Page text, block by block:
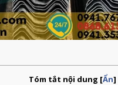
Tóm tắt nội dung [Ẩn]